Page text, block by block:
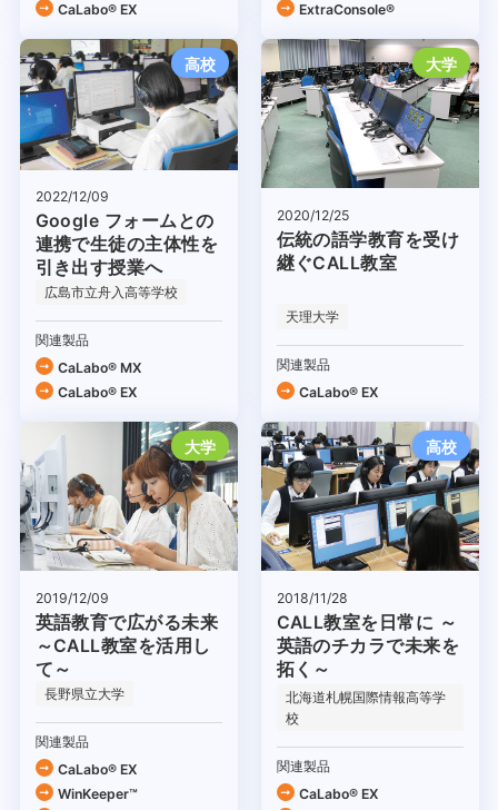
CaLabo® EX
ExtraConsole®
高校
2022/12/09
Google フォームとの
連携で生徒の主体性を
引き出す授業へ
広島市立舟入高等学校
関連製品
CaLabo® MX
CaLabo® EX
大学
2020/12/25
伝統の語学教育を受け
継ぐCALL教室
天理大学
関連製品
CaLabo® EX
大学
2019/12/09
英語教育で広がる未来
～CALL教室を活用し
て～
長野県立大学
関連製品
CaLabo® EX
WinKeeper™
高校
2018/11/28
CALL教室を日常に ～
英語のチカラで未来を
拓く～
北海道札幌国際情報高等学
校
関連製品
CaLabo® EX